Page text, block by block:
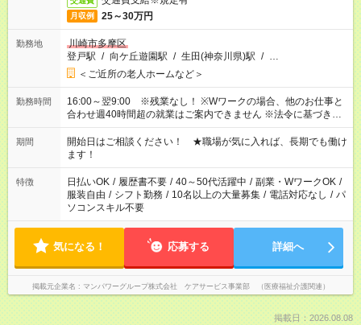
月収例 25～30万円
勤務地
川崎市多摩区
登戸駅 / 向ケ丘遊園駅 / 生田(神奈川県)駅 / …
＜ご近所の老人ホームなど＞
勤務時間
16:00～翌9:00 ※残業なし！ ※Wワークの場合、他のお仕事と
合わせ週40時間超の就業はご案内できません ※法令に基づき、
週20時間以上勤務は社会保険への加入対象となります ※労働者
派遣法（日雇い派遣の原則禁止）により、短時間・短期間の就
業はご案内が難しい場合があります
期間
開始日はご相談ください！ ★職場が気に入れば、長期でも働け
ます！
特徴 日払いOK / 履歴書不要 / 40～50代活躍中 / 副業・WワークOK /
服装自由 / シフト勤務 / 10名以上の大量募集 / 電話対応なし / パ
ソコンスキル不要
気になる！ 応募する 詳細へ
掲載元企業名 マンパワーグループ株式会社 ケアサービス事業部 （医療福祉介護関連）
掲載日：2026.08.08